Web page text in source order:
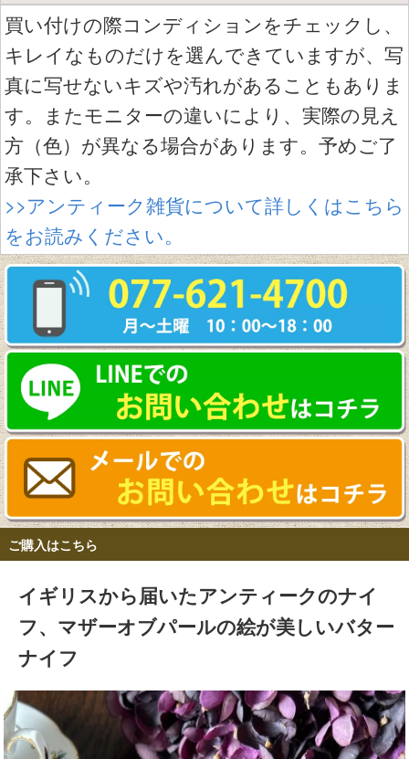
買い付けの際コンディションをチェックし、
キレイなものだけを選んできていますが、写
真に写せないキズや汚れがあることもありま
す。またモニターの違いにより、実際の見え
方（色）が異なる場合があります。予めご了
承下さい。
>>アンティーク雑貨について詳しくはこちら
をお読みください。
ご購入はこちら
イギリスから届いたアンティークのナイ
フ、マザーオブパールの絵が美しいバター
ナイフ